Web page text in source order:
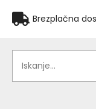
Brezplačna